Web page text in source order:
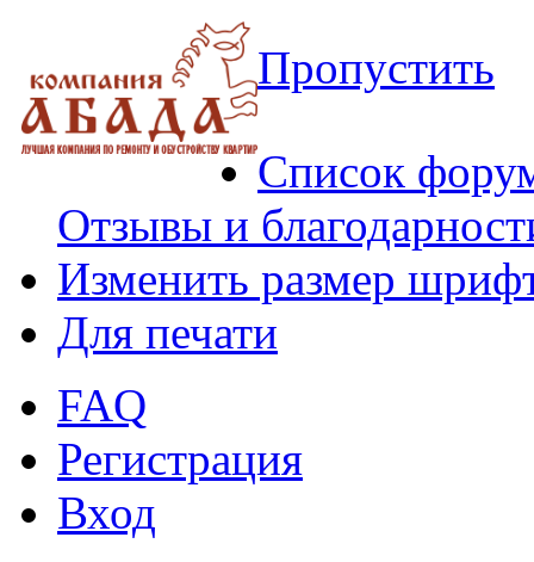
Пропустить
Список
Отзывы и
Изменить размер
Для печати
FAQ
Регистрация
Вход